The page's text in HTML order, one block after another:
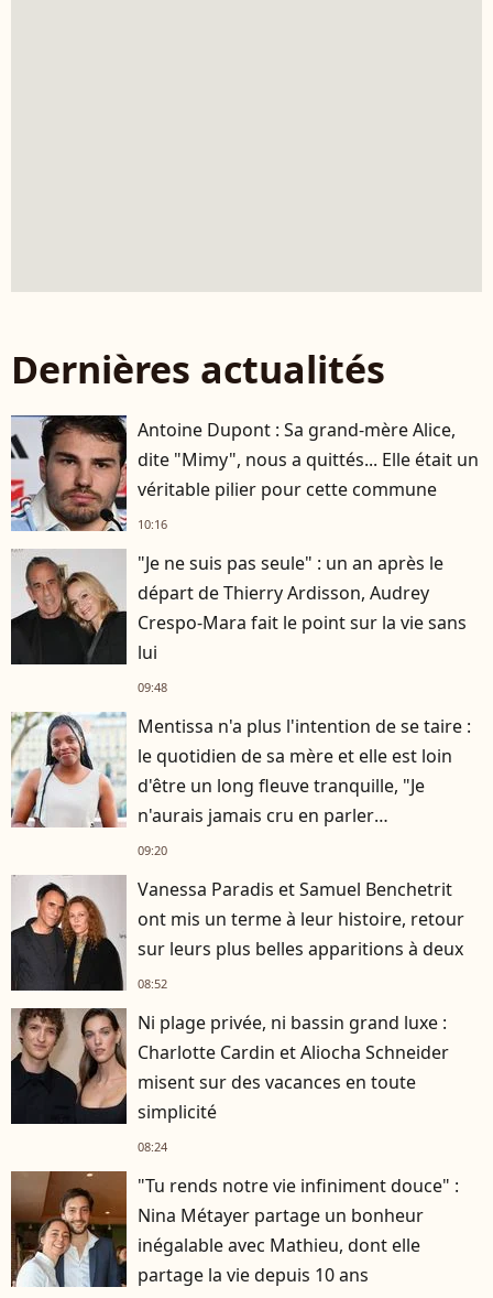
Dernières actualités
Antoine Dupont : Sa grand-mère Alice,
dite "Mimy", nous a quittés... Elle était un
véritable pilier pour cette commune
10:16
"Je ne suis pas seule" : un an après le
départ de Thierry Ardisson, Audrey
Crespo-Mara fait le point sur la vie sans
lui
09:48
Mentissa n'a plus l'intention de se taire :
le quotidien de sa mère et elle est loin
d'être un long fleuve tranquille, "Je
n'aurais jamais cru en parler
publiquement"
09:20
Vanessa Paradis et Samuel Benchetrit
ont mis un terme à leur histoire, retour
sur leurs plus belles apparitions à deux
08:52
Ni plage privée, ni bassin grand luxe :
Charlotte Cardin et Aliocha Schneider
misent sur des vacances en toute
simplicité
08:24
"Tu rends notre vie infiniment douce" :
Nina Métayer partage un bonheur
inégalable avec Mathieu, dont elle
partage la vie depuis 10 ans